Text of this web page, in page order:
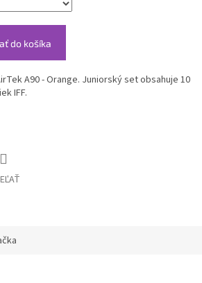
do košíka
A90 - Orange. Juniorský set obsahuje 10
IFF.